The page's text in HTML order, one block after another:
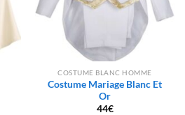
COSTUME BLANC HOMME
Costume Mariage Blanc Et
Or
44€